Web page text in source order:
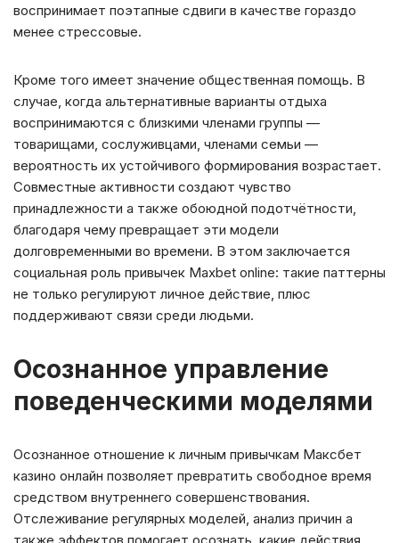
воспринимает поэтапные сдвиги в качестве гораздо
менее стрессовые.
Кроме того имеет значение общественная помощь. В
случае, когда альтернативные варианты отдыха
воспринимаются с близкими членами группы —
товарищами, сослуживцами, членами семьи —
вероятность их устойчивого формирования возрастает.
Совместные активности создают чувство
принадлежности а также обоюдной подотчётности,
благодаря чему превращает эти модели
долговременными во времени. В этом заключается
социальная роль привычек Maxbet online: такие паттерны
не только регулируют личное действие, плюс
поддерживают связи среди людьми.
Осознанное управление
поведенческими моделями
Осознанное отношение к личным привычкам Максбет
казино онлайн позволяет превратить свободное время
средством внутреннего совершенствования.
Отслеживание регулярных моделей, анализ причин а
также эффектов помогает осознать, какие действия